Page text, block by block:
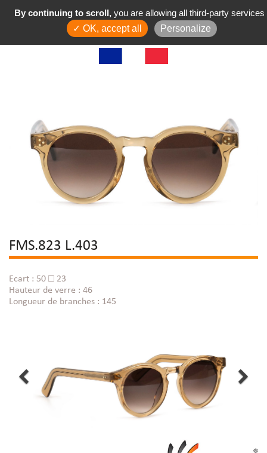
FMS.823 L.403
Ecart : 50 □ 23
Hauteur de verre : 46
Longueur de branches : 145
By continuing to scroll, you are allowing all third-party services
✓ OK, accept all
Personalize